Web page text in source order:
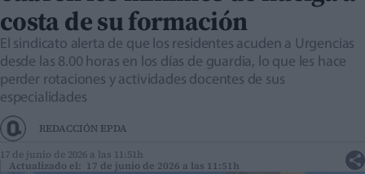
costa de su formación
El sindicato alerta de que los residentes acuden a Urgencias
desde las 8.00 horas en los días de guardia, lo que les hace
perder rotaciones y actividades docentes de sus
especialidades
REDACCIÓN EPDA
17 de junio de 2026 a las 11:51h
Actualizado el: 17 de junio de 2026 a las 11:51h